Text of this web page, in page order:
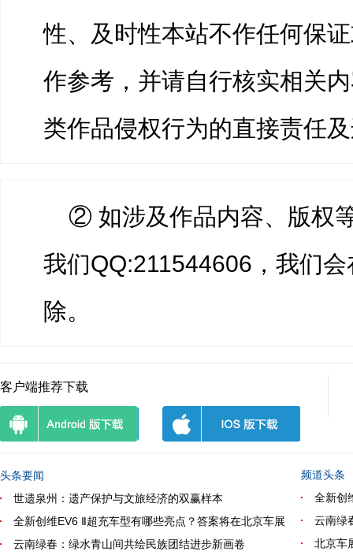
性、及时性本站不作任何保
作参考，并请自行核实相关
类作品侵权行为的直接责任
② 如涉及作品内容、版权
我们QQ:211544606，我们
除。
客户端推荐下载
头条要闻
世遗泉州：遗产保护与文旅经济的双赢样本
全新创维EV6 Ⅱ超充车型有哪些亮点？答案将在北京车展
云南绿春：绿水青山间共绘民族团结进步新画卷
频道头条
全新创
云南绿
北京车